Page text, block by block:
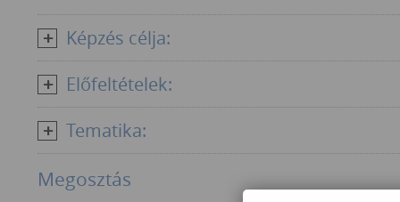
Képzés célja:
Előfeltételek:
Tematika:
Megosztás